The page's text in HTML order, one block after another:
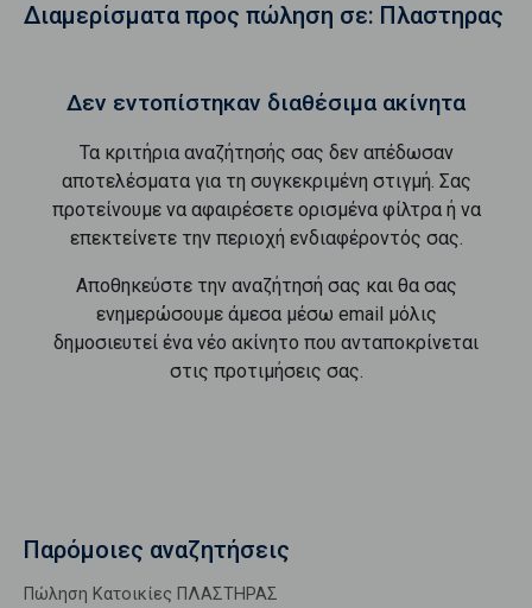
Διαμερίσματα προς πώληση σε: Πλαστηρας
Δεν εντοπίστηκαν διαθέσιμα ακίνητα
Τα κριτήρια αναζήτησής σας δεν απέδωσαν
αποτελέσματα για τη συγκεκριμένη στιγμή. Σας
προτείνουμε να αφαιρέσετε ορισμένα φίλτρα ή να
επεκτείνετε την περιοχή ενδιαφέροντός σας.
Αποθηκεύστε την αναζήτησή σας και θα σας
ενημερώσουμε άμεσα μέσω email μόλις
δημοσιευτεί ένα νέο ακίνητο που ανταποκρίνεται
στις προτιμήσεις σας.
Παρόμοιες αναζητήσεις
Πώληση Κατοικίες ΠΛΑΣΤΗΡΑΣ